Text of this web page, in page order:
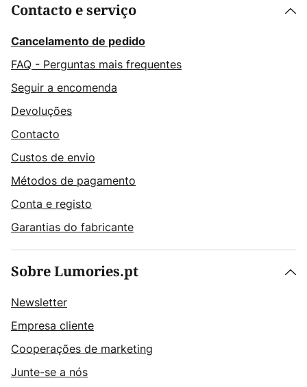
Contacto e serviço
Cancelamento de pedido
FAQ - Perguntas mais frequentes
Seguir a encomenda
Devoluções
Contacto
Custos de envio
Métodos de pagamento
Conta e registo
Garantias do fabricante
Sobre Lumories.pt
Newsletter
Empresa cliente
Cooperações de marketing
Junte-se a nós